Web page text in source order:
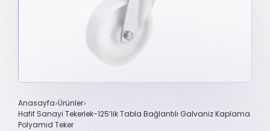
Anasayfa Ürünler
Hafif Sanayi Tekerlek-125’lik Tabla Bağlantılı Galvaniz Kaplama
Polyamid Teker